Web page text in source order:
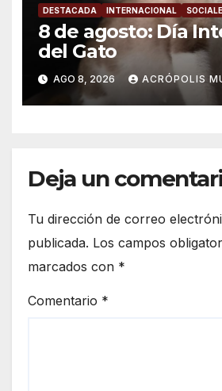
DESTACADA INTERNACIONAL
8 de agosto: Día
del Gato
AGO 8, 2026 ACRÓPOLIS
Deja un
Tu dirección de correo
publicada. Los campos
marcados con *
Comentario *